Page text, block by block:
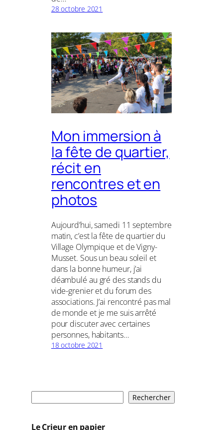
28 octobre 2021
Mon immersion à
la fête de quartier,
récit en
rencontres et en
photos
Aujourd’hui, samedi 11 septembre
matin, c’est la fête de quartier du
Village Olympique et de Vigny-
Musset. Sous un beau soleil et
dans la bonne humeur, j’ai
déambulé au gré des stands du
vide-grenier et du forum des
associations. J’ai rencontré pas mal
de monde et je me suis arrêté
pour discuter avec certaines
personnes, habitants…
18 octobre 2021
c
Rechercher
Le Crieur en papier